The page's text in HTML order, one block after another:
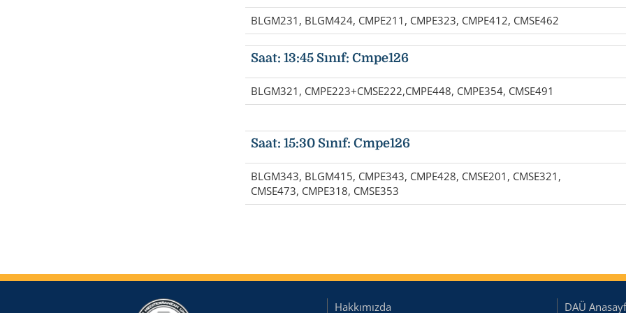
BLGM231, BLGM424, CMPE211, CMPE323, CMPE412, CMSE462
Saat: 13:45 Sınıf: Cmpe126
BLGM321, CMPE223+CMSE222,CMPE448, CMPE354, CMSE491
Saat: 15:30 Sınıf: Cmpe126
BLGM343, BLGM415, CMPE343, CMPE428, CMSE201, CMSE321,
CMSE473, CMPE318, CMSE353
Hakkımızda DAÜ